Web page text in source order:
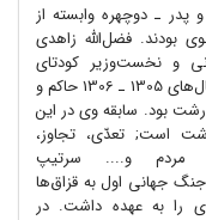
ـ دوچهره وابسته از
بودند. فضل‌الله زاهدی
و نخست‌وزیر کودتای
سید ضیأ در سال‌های 1305 ـ 1306 حاکم و
بود. سابقه وی در این
است‌; تعدّی‌، تجاوز،
مردم و.... سرتیپ
جهانی اول به قزاق‌ها
را به عهده داشت‌. در